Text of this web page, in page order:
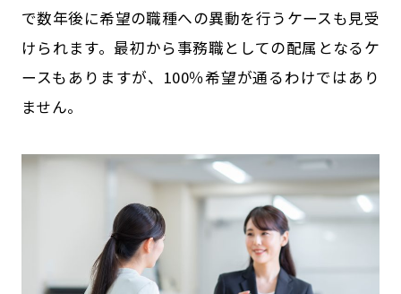
で数年後に希望の職種への異動を行うケースも見受
けられます。最初から事務職としての配属となるケ
ースもありますが、100％希望が通るわけではあり
ません。